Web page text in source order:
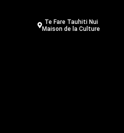
Te Fare Tauhiti Nui
Maison de la Culture